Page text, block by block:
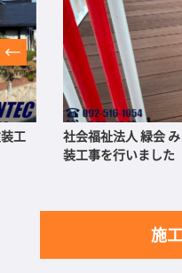
工
社会福祉法人 緑会
装工事を行いました
施